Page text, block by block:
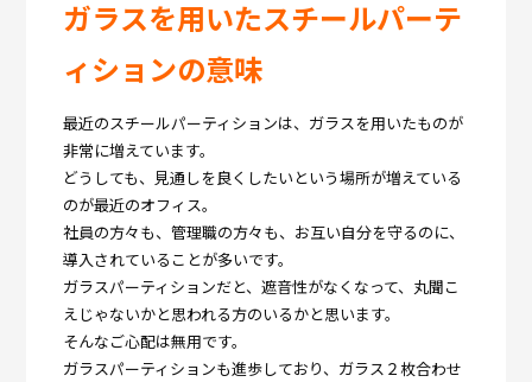
ガラスを用いたスチールパーテ
ィションの意味
最近のスチールパーティションは、ガラスを用いたものが
非常に増えています。
どうしても、見通しを良くしたいという場所が増えている
のが最近のオフィス。
社員の方々も、管理職の方々も、お互い自分を守るのに、
導入されていることが多いです。
ガラスパーティションだと、遮音性がなくなって、丸聞こ
えじゃないかと思われる方のいるかと思います。
そんなご心配は無用です。
ガラスパーティションも進歩しており、ガラス２枚合わせ